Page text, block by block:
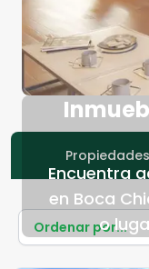
Encuentra
en Boca
o
Propiedades
Ordenar por...